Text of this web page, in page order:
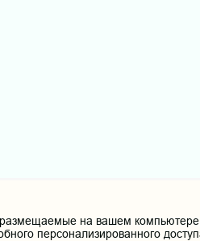
на вашем компьютере,
персонализированного